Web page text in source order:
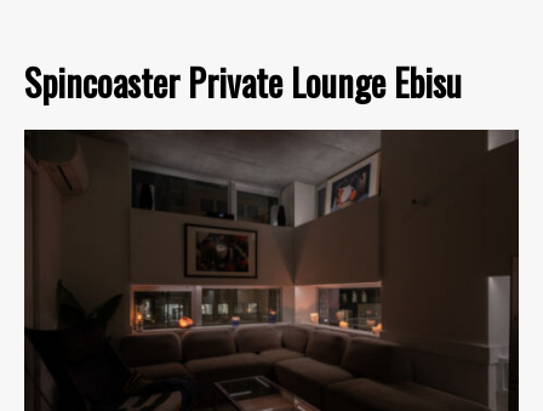
Spincoaster Private Lounge Ebisu